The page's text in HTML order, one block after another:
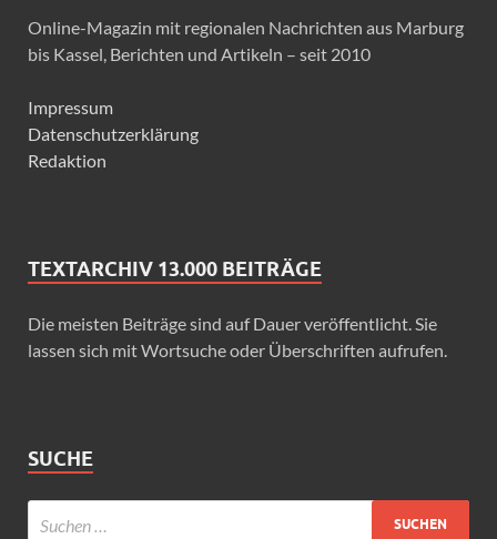
Online-Magazin mit regionalen Nachrichten aus Marburg
bis Kassel, Berichten und Artikeln – seit 2010
Impressum
Datenschutzerklärung
Redaktion
TEXTARCHIV 13.000 BEITRÄGE
Die meisten Beiträge sind auf Dauer veröffentlicht. Sie
lassen sich mit Wortsuche oder Überschriften aufrufen.
SUCHE